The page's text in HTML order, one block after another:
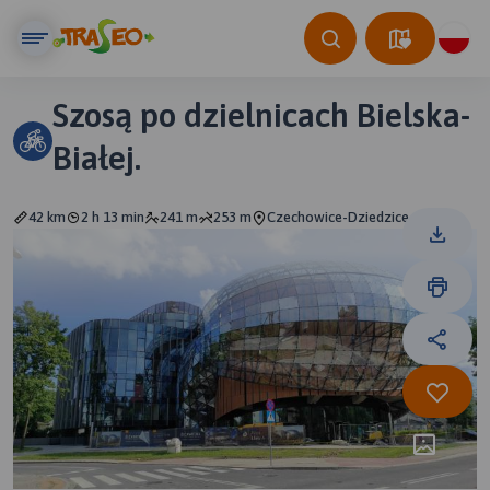
Szosą po dzielnicach Bielska-
Białej.
42 km 2 h 13 min 241 m 253 m Czechowice-Dziedzice